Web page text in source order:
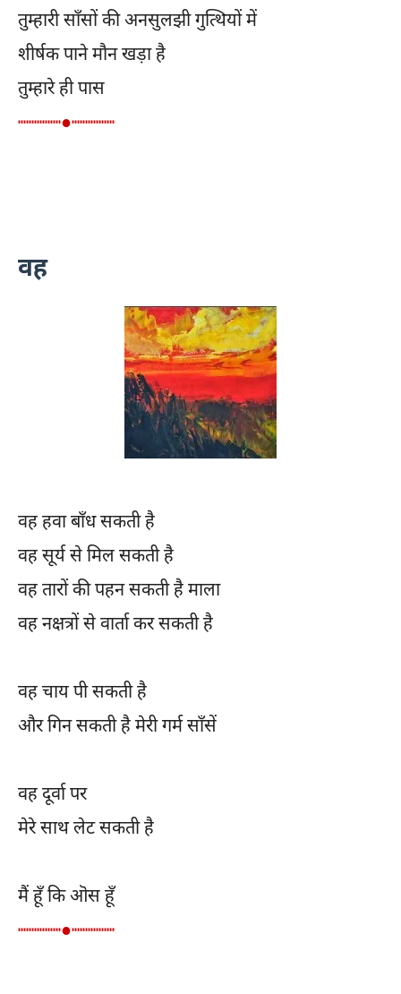
तुम्हारी साँसों की अनसुलझी गुत्थियों में
शीर्षक पाने मौन खड़ा है
तुम्हारे ही पास
┉┉┉┉●┉┉┉┉
वह
वह हवा बाँध सकती है
वह सूर्य से मिल सकती है
वह तारों की पहन सकती है माला
वह नक्षत्रों से वार्ता कर सकती है
वह चाय पी सकती है
और गिन सकती है मेरी गर्म साँसें
वह दूर्वा पर
मेरे साथ लेट सकती है
मैं हूँ कि ऒस हूँ
┉┉┉┉●┉┉┉┉